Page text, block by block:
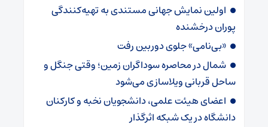
اولین نمایش جهانی مستندی به تهیه‌کنندگی
پوران درخشنده
«بی‌نامی» جلوی دوربین رفت
شمال در محاصره سوداگران زمین؛ وقتی جنگل و
ساحل قربانی ویلاسازی می‌شود
اعضای هیئت علمی، دانشجویان نخبه و کارکنان
دانشگاه در یک شبکه‌ اثرگذار